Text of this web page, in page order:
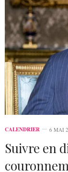
CALENDRIER 6 MAI
Suivre en